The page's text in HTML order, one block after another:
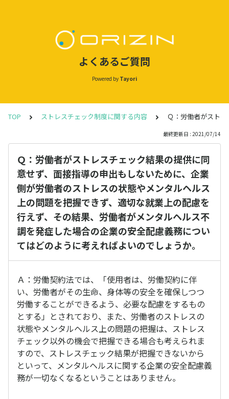
よくあるご質問
Powered by Tayori
TOP ストレスチェック制度に関する内容 Ｑ：労働者がスト
最終更新日 : 2021/07/14
Ｑ：労働者がストレスチェック結果の提供に同
意せず、面接指導の申出もしないために、企業
側が労働者のストレスの状態やメンタルヘルス
上の問題を把握できず、適切な就業上の配慮を
行えず、その結果、労働者がメンタルヘルス不
調を発症した場合の企業の安全配慮義務につい
てはどのように考えればよいのでしょうか。
Ａ：労働契約法では、「使用者は、労働契約に伴
い、労働者がその生命、身体等の安全を確保しつつ
労働することができるよう、必要な配慮をするもの
とする」とされており、また、労働者のストレスの
状態やメンタルヘルス上の問題の把握は、ストレス
チェック以外の機会で把握できる場合も考えられま
すので、ストレスチェック結果が把握できないから
といって、メンタルヘルスに関する企業の安全配慮義
務が一切なくなるということはありません。